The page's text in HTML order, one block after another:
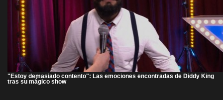
"Estoy demasiado contento": Las emociones encontradas de Diddy King
tras su mágico show